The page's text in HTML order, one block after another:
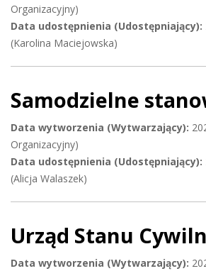
Organizacyjny)
Data udostępnienia (Udostępniający):
(Karolina Maciejowska)
Samodzielne
Data wytworzenia (Wytwarzający):
Organizacyjny)
Data udostępnienia (Udostępniający):
(Alicja Walaszek)
Urząd Stanu
Data wytworzenia (Wytwarzający):